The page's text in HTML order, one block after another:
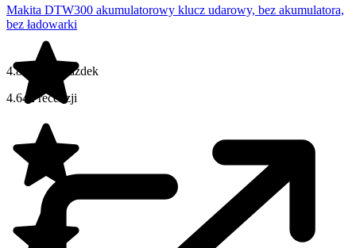
Makita DTW300 akumulatorowy klucz udarowy, bez akumulatora,
bez ładowarki
4.8 na 5 gwiazdek
4.642 recenzji